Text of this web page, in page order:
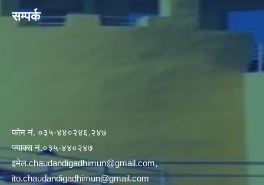
सम्पर्क
फोन नं. ०३५-४४०२४६,२४७
फ्याक्स नं.०३५-४४०२४७
इमेल.chaudandigadhimun@gmail.com,
ito.chaudandigadhimun@gmail.com